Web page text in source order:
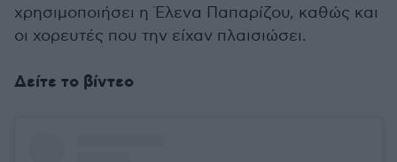
χρησιμοποιήσει η Έλενα Παπαρίζου, καθώς και
οι χορευτές που την είχαν πλαισιώσει.
Δείτε το βίντεο